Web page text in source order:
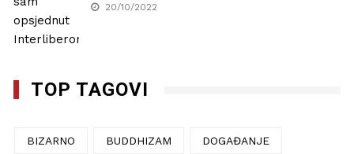
20/10/2022
TOP TAGOVI
BIZARNO BUDDHIZAM DOGAĐANJE